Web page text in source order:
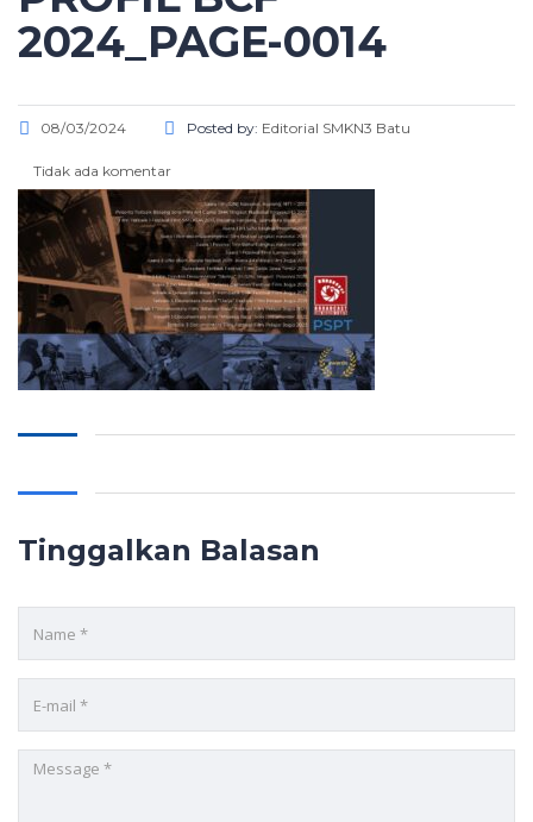
2024_PAGE-0014
08/03/2024 Posted by: Editorial SMKN3 Batu
Tidak ada komentar
Tinggalkan Balasan